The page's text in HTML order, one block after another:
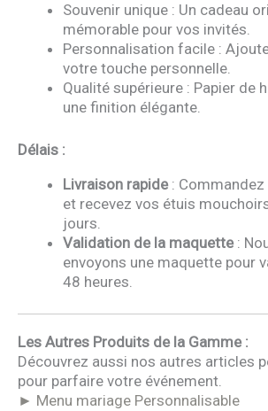
Souvenir unique : Un cadeau
mémorable pour vos invités.
Personnalisation facile :
votre touche personnelle.
Qualité supérieure : Papier de
une finition élégante.
Délais :
Livraison rapide:
et recevez vos étuis
jours.
Validation de la maquette:
envoyons une maquette pour
48 heures.
Les Autres Produits de la Gamme :
Découvrez aussi nos autres articles
pour parfaire votre événement.
► Menu mariage Personnalisable